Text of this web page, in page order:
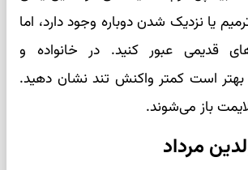
یا نزدیک شدن دوباره وجود دارد، اما
قدیمی عبور کنید. در خانواده و
بهتر است کمتر واکنش تند نشان دهید.
باز می‌شوند.
مرداد